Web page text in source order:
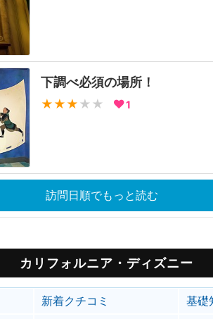
下調べ必須の場所！
★★★ ★★ 1
訪問日順でもっと読む
カリフォルニア・ディズニー
新着クチコミ
基礎